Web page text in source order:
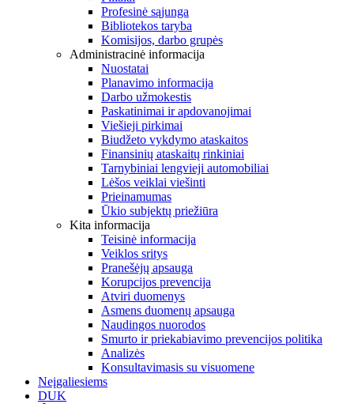
Profesinė sąjunga
Bibliotekos taryba
Komisijos, darbo grupės
Administracinė informacija
Nuostatai
Planavimo informacija
Darbo užmokestis
Paskatinimai ir apdovanojimai
Viešieji pirkimai
Biudžeto vykdymo ataskaitos
Finansinių ataskaitų rinkiniai
Tarnybiniai lengvieji automobiliai
Lėšos veiklai viešinti
Prieinamumas
Ūkio subjektų priežiūra
Kita informacija
Teisinė informacija
Veiklos sritys
Pranešėjų apsauga
Korupcijos prevencija
Atviri duomenys
Asmens duomenų apsauga
Naudingos nuorodos
Smurto ir priekabiavimo prevencijos politika
Analizės
Konsultavimasis su visuomene
Neįgaliesiems
DUK